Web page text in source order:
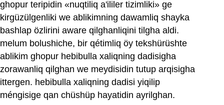
ghopur teripidin «nuqtiliq a'ililer tizimliki» ge
kirgüzülgenliki we ablikimning dawamliq shayka
bashlap özlirini aware qilghanliqini tilgha aldi.
melum bolushiche, bir qétimliq öy tekshürüshte
ablikim ghopur hebibulla xaliqning dadisigha
zorawanliq qilghan we meydisidin tutup arqisigha
ittergen. hebibulla xaliqning dadisi yiqilip
méngisige qan chüshüp hayatidin ayrilghan.